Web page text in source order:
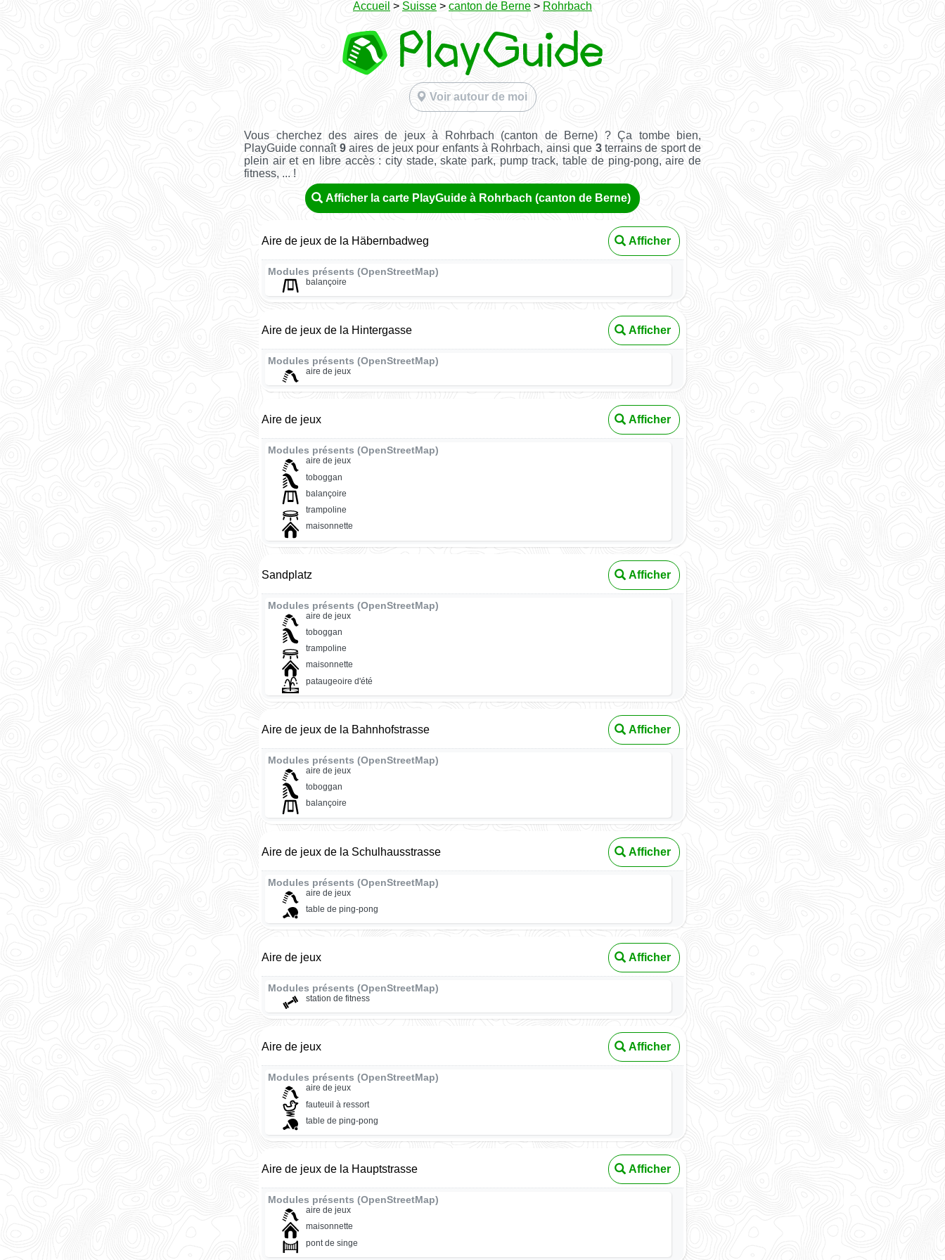
Accueil > Suisse > canton de Berne > Rohrbach
Voir autour de moi
Vous cherchez des aires de jeux à Rohrbach (canton de Berne) ? Ça tombe bien,
PlayGuide connaît 9aires de jeux pour enfants à Rohrbach, ainsi que 3terrains de sport de
plein air et en libre accès : city stade, skate park, pump track, table de ping-pong, aire de
fitness, ... !
Afficher la carte PlayGuide à Rohrbach (canton de Berne)
Aire de jeux de la Häbernbadweg Afficher
Modules présents (OpenStreetMap)
balançoire
Aire de jeux de la Hintergasse Afficher
Modules présents (OpenStreetMap)
aire de jeux
Aire de jeux Afficher
Modules présents (OpenStreetMap)
aire de jeux
toboggan
balançoire
trampoline
maisonnette
Sandplatz Afficher
Modules présents (OpenStreetMap)
aire de jeux
toboggan
trampoline
maisonnette
pataugeoire d'été
Aire de jeux de la Bahnhofstrasse Afficher
Modules présents (OpenStreetMap)
aire de jeux
toboggan
balançoire
Aire de jeux de la Schulhausstrasse Afficher
Modules présents (OpenStreetMap)
aire de jeux
table de ping-pong
Aire de jeux Afficher
Modules présents (OpenStreetMap)
station de fitness
Aire de jeux Afficher
Modules présents (OpenStreetMap)
aire de jeux
fauteuil à ressort
table de ping-pong
Aire de jeux de la Hauptstrasse Afficher
Modules présents (OpenStreetMap)
aire de jeux
maisonnette
pont de singe